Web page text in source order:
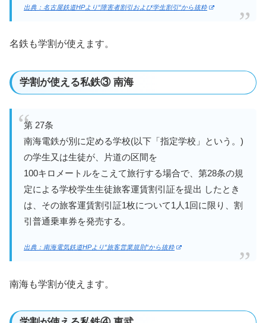
出典：名古屋鉄道HPより“障害者割引および学生割引“から抜粋
名鉄も学割が使えます。
学割が使える私鉄③ 南海
第 27条
南海電鉄が別に定める学校(以下「指定学校」という。)
の学生又は生徒が、片道の区間を
100キロメートルをこえて旅行する場合で、第28条の規
定による学校学生生徒旅客運賃割引証を提出 したとき
は、その旅客運賃割引証1枚について1人1回に限り、割
引普通乗車券を発売する。
出典：南海電気鉄道HPより“旅客営業規則“から抜粋
南海も学割が使えます。